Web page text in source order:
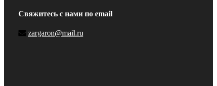
Свяжитесь с нами по email
zargaron@mail.ru